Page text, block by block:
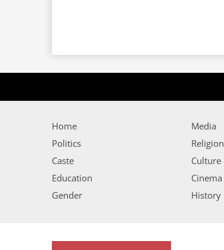
Home
Politics
Caste
Education
Gender
Media
Religion
Culture
Cinema
History